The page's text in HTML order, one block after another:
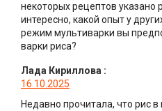
некоторых рецептов указано
интересно, какой опыт у
режим мультиварки вы
варки риса?
Лада Кириллова :
16.10.2025
Недавно прочитала, что рис